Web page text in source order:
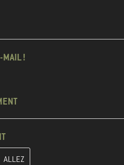
MAIL !
et créez votre compte client à la